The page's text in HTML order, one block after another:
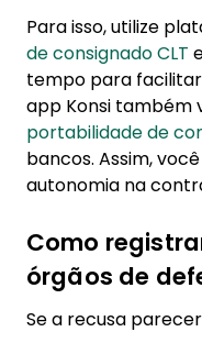
Para isso, utilize
de consignado CLT
tempo para
app Konsi também
portabilidade de
bancos. Assim,
autonomia na
Como
órgãos de
Se a recusa